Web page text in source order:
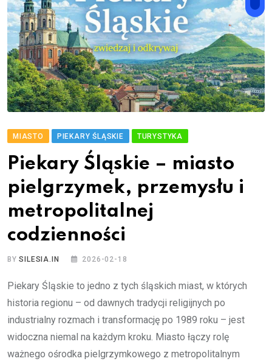
MIASTO PIEKARY ŚLĄSKIE TURYSTYKA
Piekary Śląskie – miasto
pielgrzymek, przemysłu i
metropolitalnej
codzienności
BYSILESIA.IN 2026-02-18
Piekary Śląskie to jedno z tych śląskich miast, w których
historia regionu – od dawnych tradycji religijnych po
industrialny rozmach i transformację po 1989 roku – jest
widoczna niemal na każdym kroku. Miasto łączy rolę
ważnego ośrodka pielgrzymkowego z metropolitalnym